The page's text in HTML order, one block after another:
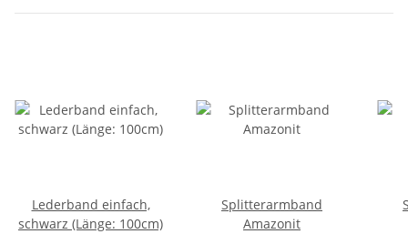
Lederband einfach,
schwarz (Länge: 100cm)
Splitterarmband
Amazonit